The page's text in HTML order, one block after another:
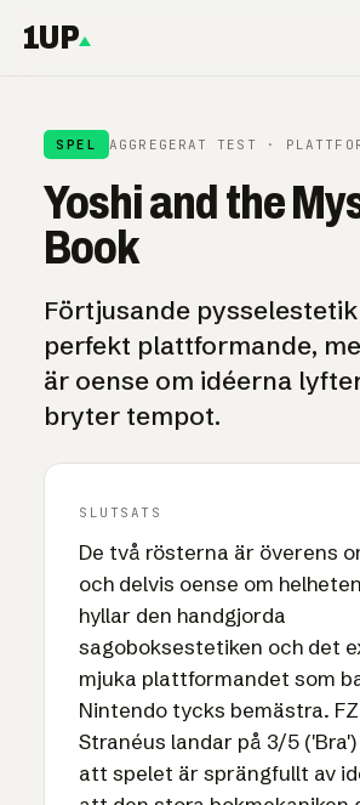
1UP
SPEL AGGREGERAT TEST ·
Yoshi and the
Book
Förtjusande
perfekt plattformande,
är oense om idéerna
bryter tempot.
SLUTSATS
De två rösterna är överens
och delvis oense om
hyllar den handgjorda
sagoboksestetiken och det
mjuka plattformandet som
Nintendo tycks bemästra.
Stranéus landar på 3/5
att spelet är sprängfullt av